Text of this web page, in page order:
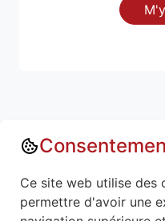
Annuaire : Monte
Meurthe-et-
Ce site web utilise des
permettre d'avoir une